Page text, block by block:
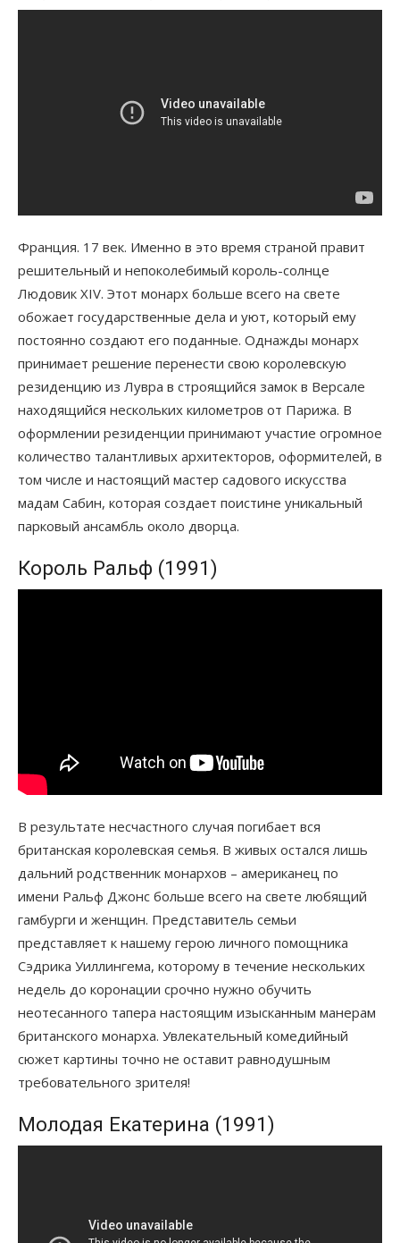
Франция. 17 век. Именно в это время страной правит
решительный и непоколебимый король-солнце
Людовик XIV. Этот монарх больше всего на свете
обожает государственные дела и уют, который ему
постоянно создают его поданные. Однажды монарх
принимает решение перенести свою королевскую
резиденцию из Лувра в строящийся замок в Версале
находящийся нескольких километров от Парижа. В
оформлении резиденции принимают участие огромное
количество талантливых архитекторов, оформителей, в
том числе и настоящий мастер садового искусства
мадам Сабин, которая создает поистине уникальный
парковый ансамбль около дворца.
Король Ральф (1991)
В результате несчастного случая погибает вся
британская королевская семья. В живых остался лишь
дальний родственник монархов – американец по
имени Ральф Джонс больше всего на свете любящий
гамбурги и женщин. Представитель семьи
представляет к нашему герою личного помощника
Сэдрика Уиллингема, которому в течение нескольких
недель до коронации срочно нужно обучить
неотесанного тапера настоящим изысканным манерам
британского монарха. Увлекательный комедийный
сюжет картины точно не оставит равнодушным
требовательного зрителя!
Молодая Екатерина (1991)